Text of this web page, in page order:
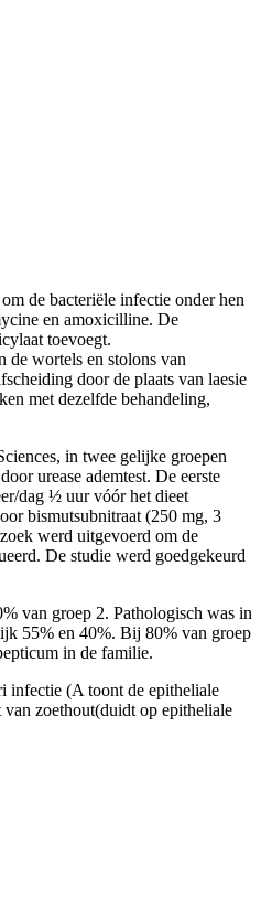
de bacteriële infectie onder hen
en amoxicilline. De
toevoegt.
de wortels en stolons van
door de plaats van laesie
met dezelfde behandeling,
in twee gelijke groepen
urease ademtest. De eerste
dag ½ uur vóór het dieet
bismutsubnitraat (250 mg, 3
werd uitgevoerd om de
De studie werd goedgekeurd
van groep 2. Pathologisch was in
55% en 40%. Bij 80% van groep
in de familie.
infectie (A toont de epitheliale
zoethout(duidt op epitheliale